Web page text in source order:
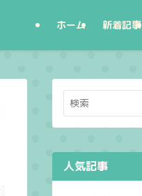
ホーム 新着記事
人気記事